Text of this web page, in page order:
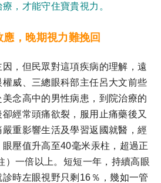
，才能守住寶貴視力。
，晚期視力難挽回
，但民眾對這項疾病的理解，遠
威、三總眼科部主任呂大文前些
念高中的男性病患，到院治療的
經常頭痛欲裂，服用止痛藥後又
重影響生活及學習返國就醫，經
壓值升高至40毫米汞柱，超過正
）一倍以上。短短一年，持續高眼
時左眼視野只剩16％，幾如一管